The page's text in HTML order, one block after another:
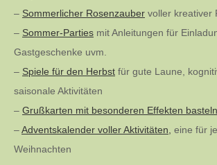
– Sommerlicher Rosenzauber voller kreativer
– Sommer-Parties mit Anleitungen für
Gastgeschenke uvm.
– Spiele für den Herbst für gute Laune,
saisonale Aktivitäten
– Grußkarten mit besonderen Effekten basteln
–Adventskalender voller Aktivitäten, eine für
Weihnachten